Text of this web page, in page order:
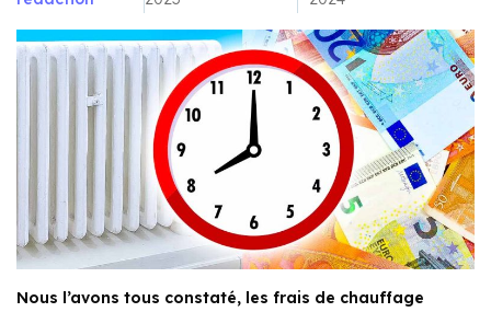
Nous l’avons tous constaté, les frais de chauffage